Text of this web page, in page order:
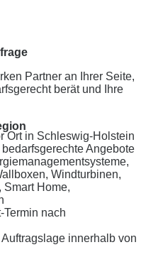
Partner an Ihrer Seite,
berät und Ihre
Ort in Schleswig-Holstein
Angebote
Windturbinen,
Smart Home,
Termin nach
innerhalb von